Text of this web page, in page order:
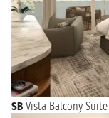
SB Vista Balcony Suite